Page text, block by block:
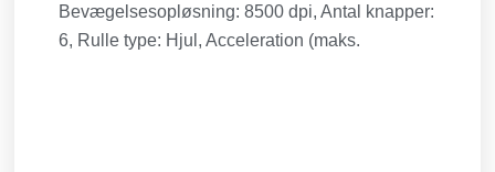
Bevægelsesopløsning: 8500 dpi, Antal knapper:
6, Rulle type: Hjul, Acceleration (maks.